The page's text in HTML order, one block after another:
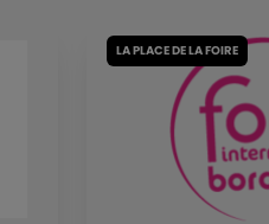
LA PLACE DE LA FOIRE